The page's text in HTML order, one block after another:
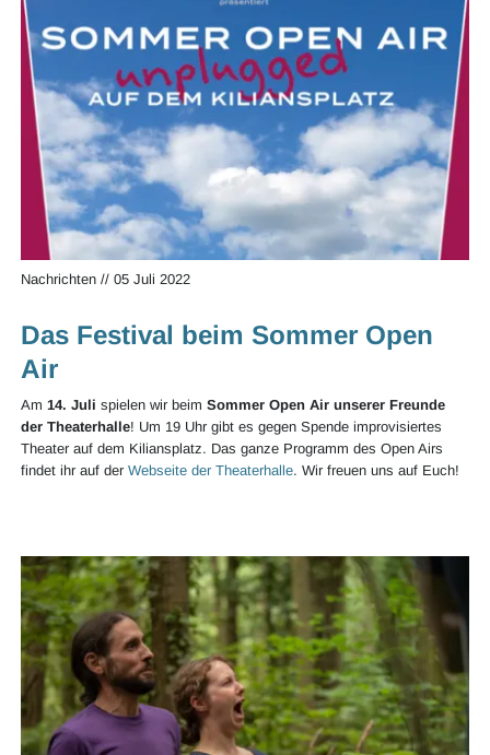
Nachrichten// 05 Juli 2022
Das Festival beim Sommer Open
Air
Am 14. Juli spielen wir beim Sommer Open Air unserer Freunde
der Theaterhalle! Um 19 Uhr gibt es gegen Spende improvisiertes
Theater auf dem Kiliansplatz. Das ganze Programm des Open Airs
findet ihr auf der Webseite der Theaterhalle. Wir freuen uns auf Euch!